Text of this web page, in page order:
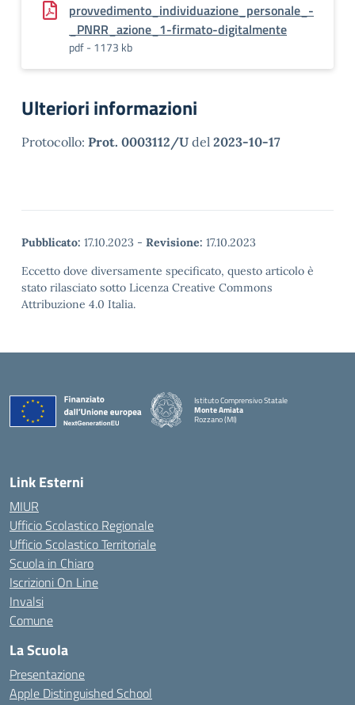
provvedimento_individuazione_personale_-
_PNRR_azione_1-firmato-digitalmente
pdf - 1173 kb
Ulteriori informazioni
Protocollo: Prot. 0003112/U del 2023-10-17
Pubblicato: 17.10.2023 - Revisione: 17.10.2023
Eccetto dove diversamente specificato, questo articolo è
stato rilasciato sotto Licenza Creative Commons
Attribuzione 4.0 Italia.
Istituto Comprensivo Statale
Monte Amiata
Rozzano (MI)
Link Esterni
MIUR
Ufficio Scolastico Regionale
Ufficio Scolastico Territoriale
Scuola in Chiaro
Iscrizioni On Line
Invalsi
Comune
La Scuola
Presentazione
Apple Distinguished School